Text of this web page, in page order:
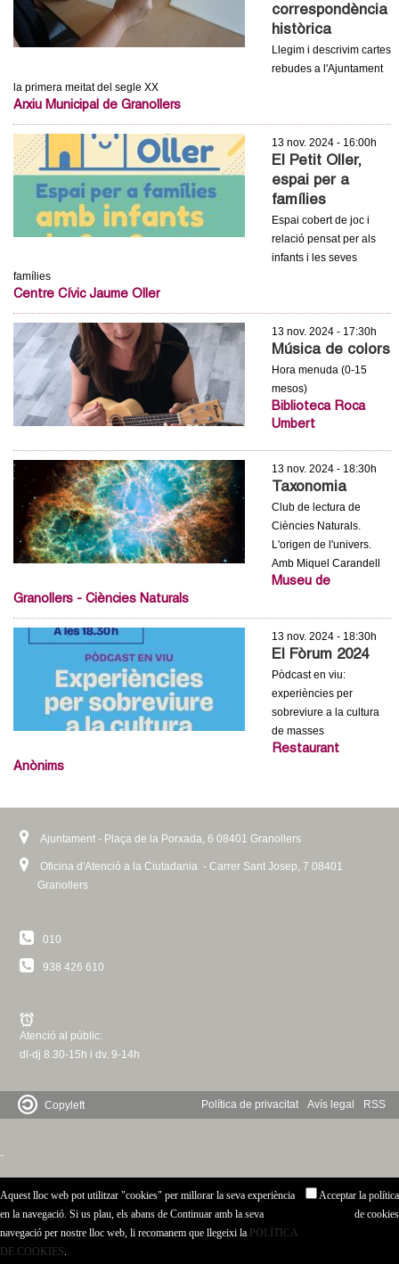
correspondència
històrica
Llegim i descrivim cartes
rebudes a l'Ajuntament
la primera meitat del segle XX
Arxiu Municipal de Granollers
13 nov. 2024 - 16:00h
El Petit Oller,
espai per a
famílies
Espai cobert de joc i
relació pensat per als
infants i les seves
famílies
Centre Cívic Jaume Oller
13 nov. 2024 - 17:30h
Música de colors
Hora menuda (0-15
mesos)
Biblioteca Roca
Umbert
13 nov. 2024 - 18:30h
Taxonomia
Club de lectura de
Ciències Naturals.
L'origen de l'univers.
Amb Miquel Carandell
Museu de
Granollers - Ciències Naturals
13 nov. 2024 - 18:30h
El Fòrum 2024
Pòdcast en viu:
experiències per
sobreviure a la cultura
de masses
Restaurant
Anònims
Ajuntament - Plaça de la Porxada, 6 08401 Granollers
Oficina d'Atenció a la Ciutadania - Carrer Sant Josep, 7 08401
Granollers
010
938 426 610
Atenció al públic:
dl-dj 8.30-15h i dv. 9-14h
Política de privacitat Avís legal RSS
Copyleft
-
Aquest lloc web pot utilitzar "cookies" per millorar la seva experiència
en la navegació. Si us plau, els abans de Continuar amb la seva
navegació per nostre lloc web, li recomanem que llegeixi la POLÍTICA
DE COOKIES.
Acceptar la política
de cookies